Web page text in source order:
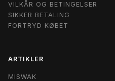
VILKÅR OG BETINGELSER
SIKKER BETALING
FORTRYD KØBET
ARTIKLER
MISWAK